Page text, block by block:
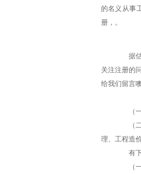
的名义从事
册，。
据估
关注注册的
给我们留言
（一
（二
理、工程造
有下
（一